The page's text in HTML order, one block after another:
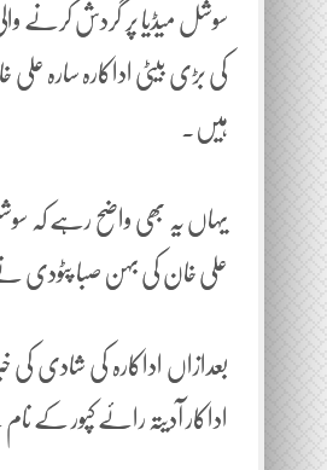
سوشل میڈیا پر گردش کرنے
کی بڑی بیٹی اداکارہ سارہ
ہیں۔
یہاں یہ بھی واضح رہے کہ
علی خان کی بہن صبا پٹودی
بعدازاں اداکارہ کی شادی
اداکار آدیتہ رائے کپور کے نام